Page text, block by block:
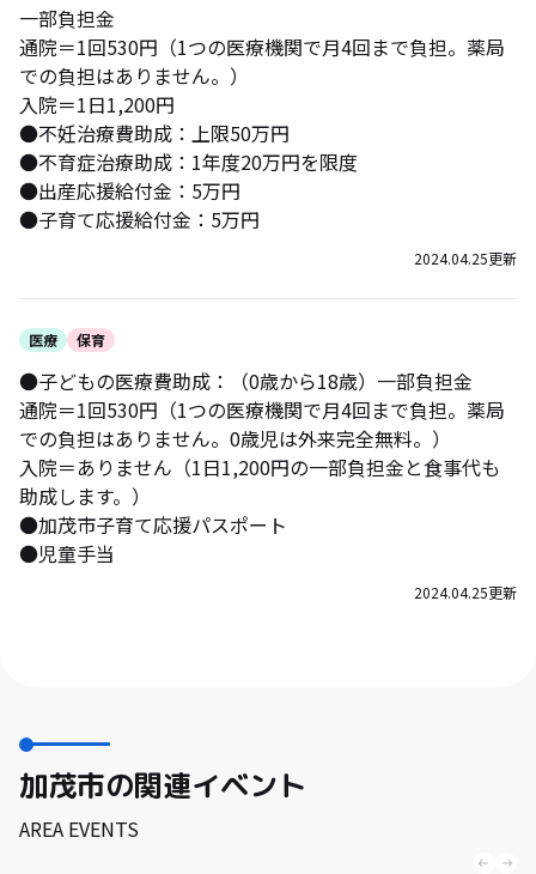
一部負担金
通院＝1回530円（1つの医療機関で月4回まで負担。薬局
での負担はありません。）
入院＝1日1,200円
●不妊治療費助成：上限50万円
●不育症治療助成：1年度20万円を限度
●出産応援給付金：5万円
●子育て応援給付金：5万円
2024.04.25更新
医療 保育
●子どもの医療費助成：（0歳から18歳）一部負担金
通院＝1回530円（1つの医療機関で月4回まで負担。薬局
での負担はありません。0歳児は外来完全無料。）
入院＝ありません（1日1,200円の一部負担金と食事代も
助成します。）
●加茂市子育て応援パスポート
●児童手当
2024.04.25更新
加茂市の関連イベント
AREA EVENTS